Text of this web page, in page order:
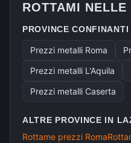
ROTTAMI NELLE
PROVINCE CONFINANTI
Prezzi metalli Roma
Prezzi metalli L'Aquila
Prezzi metalli Caserta
ALTRE PROVINCE IN
Rottame prezzi Roma